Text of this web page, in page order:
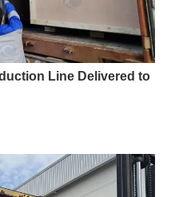
Line Delivered to